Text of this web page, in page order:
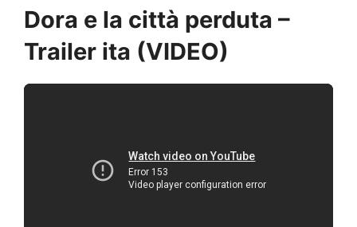
Dora e la città perduta –
Trailer ita (VIDEO)